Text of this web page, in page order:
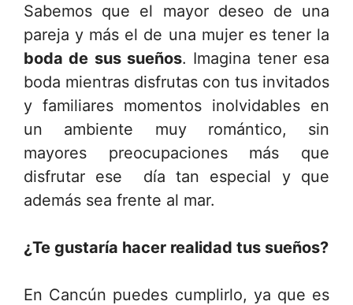
Sabemos que el mayor deseo de una
pareja y más el de una mujer es tener la
boda de sus sueños. Imagina tener esa
boda mientras disfrutas con tus invitados
y familiares momentos inolvidables en
un ambiente muy romántico, sin
mayores preocupaciones más que
disfrutar ese día tan especial y que
además sea frente al mar.
¿Te gustaría hacer realidad tus sueños?
En Cancún puedes cumplirlo, ya que es